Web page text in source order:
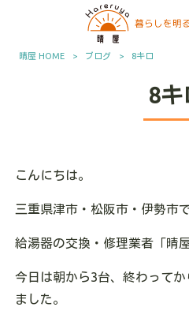
晴屋 HOME > ブログ > 8キロ
8キ
こんにちは。
三重県津市・松阪市・伊勢市
給湯器の交換・修理業者「晴
今日は朝から3台、終わって
ました。